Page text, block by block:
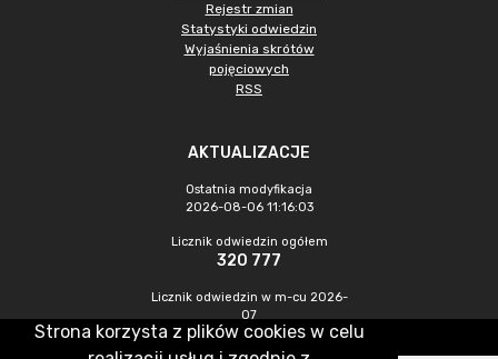
Rejestr zmian
Statystyki odwiedzin
Wyjaśnienia skrótów
pojęciowych
RSS
AKTUALIZACJE
Ostatnia modyfikacja
2026-08-06 11:16:03
Licznik odwiedzin ogółem
320 777
Licznik odwiedzin w m-cu 2026-
07
836
Strona korzysta z plików cookies w celu